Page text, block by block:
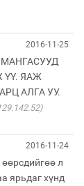
2016-11-25
ҮҮ. ЯАЖ
АЛГА УУ.
2016-11-24
л
ярьдаг хүнд